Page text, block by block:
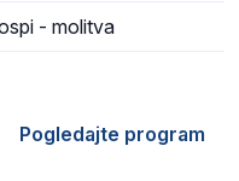
- molitva
Pogledajte program